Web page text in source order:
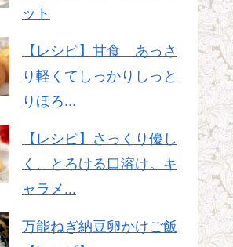
ット
【レシピ】甘食 あっさ
り軽くてしっかりしっと
りほろ...
【レシピ】さっくり優し
く、とろける口溶け。キ
ャラメ...
万能ねぎ納豆卵かけご飯